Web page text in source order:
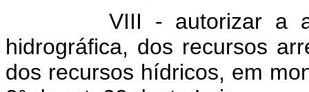
VIII - autorizar a
hidrográfica, dos recursos
dos recursos hídricos, em